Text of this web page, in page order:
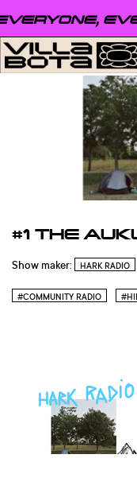
#1 THE
Show maker: HARK RADIO
#COMMUNITY RADIO